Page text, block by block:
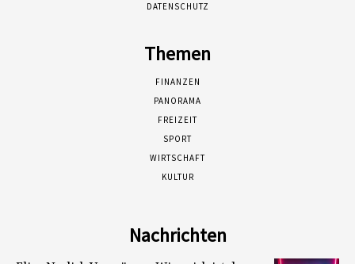
DATENSCHUTZ
Themen
FINANZEN
PANORAMA
FREIZEIT
SPORT
WIRTSCHAFT
KULTUR
Nachrichten